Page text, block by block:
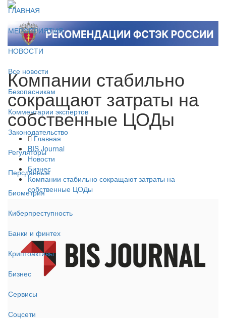
ГЛАВНАЯ
МЕРОПРИЯТИЯ
НОВОСТИ
Все новости
Безопасникам
Комментарии экспертов
Законодательство
Регуляторы
Персданные
Биометрия
Киберпреступность
Банки и финтех
Криптоактивы
Бизнес
Сервисы
Соцсети
Компании стабильно
сокращают затраты на
собственные ЦОДы
Главная
BIS Journal
Новости
Бизнес
Компании стабильно сокращают затраты на
собственные ЦОДы